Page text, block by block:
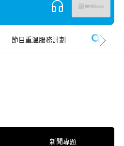
節目重溫服務計劃
新聞專題